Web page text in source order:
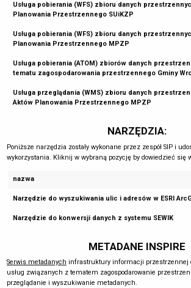
Usługa pobierania (WFS) zbioru danych
Planowania Przestrzennego SUiKZP
Usługa pobierania (WFS) zbioru danych
Planowania Przestrzennego MPZP
Usługa pobierania (ATOM) zbiorów danych
tematu zagospodarowania przestrzennego Gminy
Usługa przeglądania (WMS) zbioru danych
Aktów Planowania Przestrzennego MPZP
NARZĘDZIA:
Poniższe narzędzia zostały wykonane przez zespół SIP i
wykorzystania. Kliknij w wybraną pozycję by dowiedzieć się
nazwa
Narzędzie do wyszukiwania ulic i adresów w ESRI
Narzędzie do konwersji danych z systemu SEWIK
METADANE INSPIRE
Serwis metadanych infrastruktury informacji przestrzennej
usług związanych z tematem zagospodarowanie
przeglądanie i wyszukiwanie metadanych.